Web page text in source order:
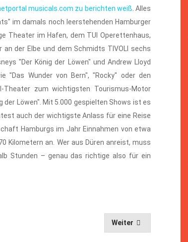
musicals.com zu berichten weiß . Alles
im damals noch leerstehenden Hamburger
Theater im Hafen, dem TUI Operettenhaus,
der Elbe und dem Schmidts TIVOLI sechs
"Der König der Löwen" und Andrew Lloyd
"Das Wunder von Bern", "Rocky" oder den
Theater zum wichtigsten Tourismus-Motor
Löwen". Mit 5.000 gespielten Shows ist es
auch der wichtigste Anlass für eine Reise
Hamburgs im Jahr Einnahmen von etwa
Kilometern an. Wer aus Düren anreist, muss
Stunden – genau das richtige also für ein
Weiter